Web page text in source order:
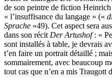
de son peintre de fiction
« l’insuffisance du langage » («
Sprache »49). Cet aspect sera
dans son récitDer Artushof: «
sont installés à table, je devrais
t’en faire un portrait détaillé ;
sommairement, avec beaucoup
tout cas que n’en a mis Traugott